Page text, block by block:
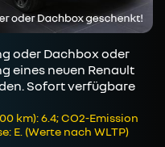
oder Dachbox oder
eines neuen Renault
Sofort verfügbare
km): 6.4; CO2-Emission
E. (Werte nach WLTP)